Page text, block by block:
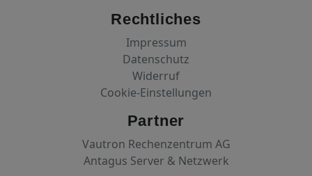
Rechtliches
Impressum
Datenschutz
Widerruf
Cookie-Einstellungen
Partner
Vautron Rechenzentrum AG
Antagus Server & Netzwerk